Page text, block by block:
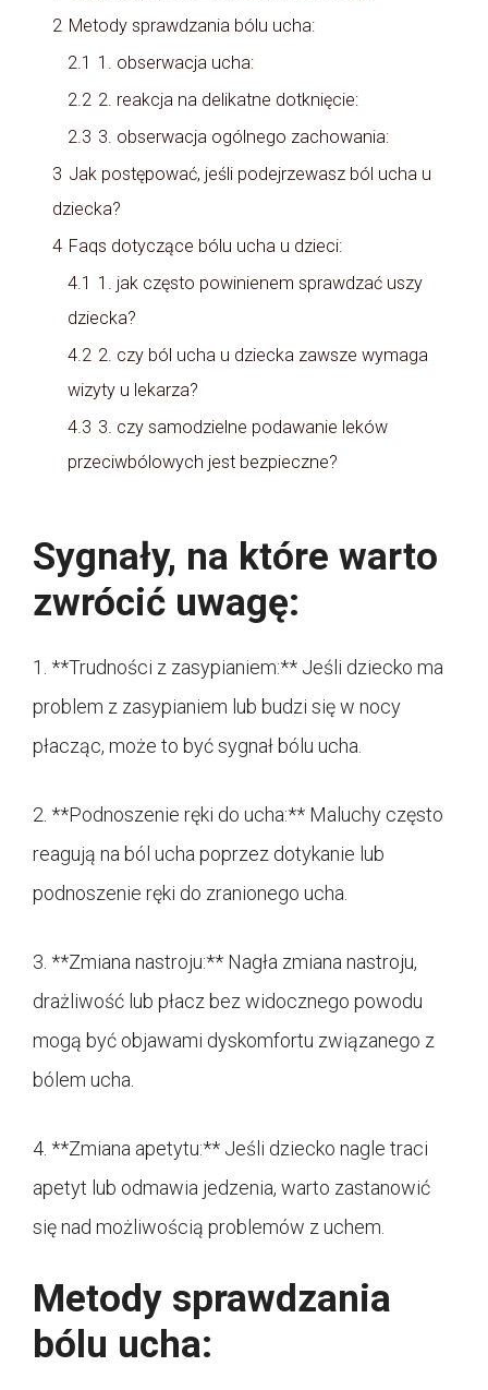
2 Metody sprawdzania bólu ucha:
2.1 1. obserwacja ucha:
2.2 2. reakcja na delikatne dotknięcie:
2.3 3. obserwacja ogólnego zachowania:
3 Jak postępować, jeśli podejrzewasz ból ucha u
dziecka?
4 Faqs dotyczące bólu ucha u dzieci:
4.1 1. jak często powinienem sprawdzać uszy
dziecka?
4.2 2. czy ból ucha u dziecka zawsze wymaga
wizyty u lekarza?
4.3 3. czy samodzielne podawanie leków
przeciwbólowych jest bezpieczne?
Sygnały, na które warto
zwrócić uwagę:
1. **Trudności z zasypianiem:** Jeśli dziecko ma
problem z zasypianiem lub budzi się w nocy
płacząc, może to być sygnał bólu ucha.
2. **Podnoszenie ręki do ucha:** Maluchy często
reagują na ból ucha poprzez dotykanie lub
podnoszenie ręki do zranionego ucha.
3. **Zmiana nastroju:** Nagła zmiana nastroju,
drażliwość lub płacz bez widocznego powodu
mogą być objawami dyskomfortu związanego z
bólem ucha.
4. **Zmiana apetytu:** Jeśli dziecko nagle traci
apetyt lub odmawia jedzenia, warto zastanowić
się nad możliwością problemów z uchem.
Metody sprawdzania
bólu ucha: